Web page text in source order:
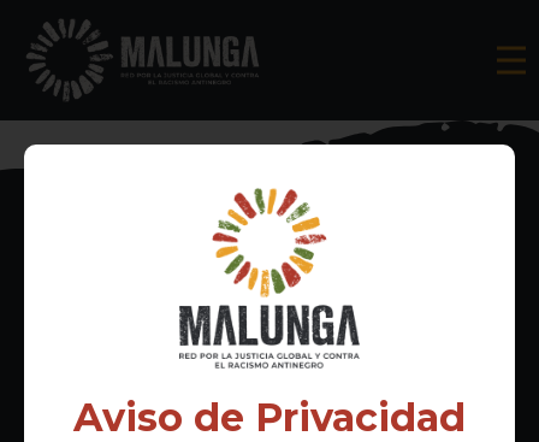
Inscríbete al boletín informativo
Aviso de Privacidad